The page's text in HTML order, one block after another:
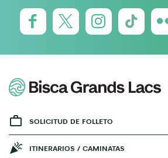
SOLICITUD DE FOLLETO
ITINERARIOS / CAMINATAS